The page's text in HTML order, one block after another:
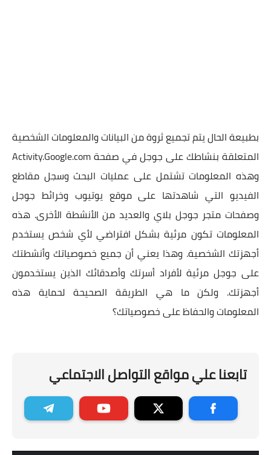
بطبيعة الحال يتم تجميع ثروة من البيانات والمعلومات الشخصية
المتعلقة بنشاطك على جوجل في صفحة Activity.Google.com
وهذه المعلومات تشتمل على عمليات البحث وسجل مقاطع
الفيديو التي شاهدتها على موقع يوتيوب وخرائط جوجل
وصفحات متجر جوجل بلاي والعديد من الأنشطة الأخرى. هذه
المعلومات تكون مرئية بشكل افتراضي لأي شخص يستخدم
أجهزتك الشخصية. وهذا يعني أن جميع خصوصياتك وأنشطتك
على جوجل مرئية لأفراد أسرتك وأصدقائك الذين يستخدمون
أجهزتك. ولكن ما هي الطريقة الصحيحة لحماية هذه
المعلومات والحفاظ على خصوصياتك؟
تابعنا علي مواقع التواصل الاجتماعي